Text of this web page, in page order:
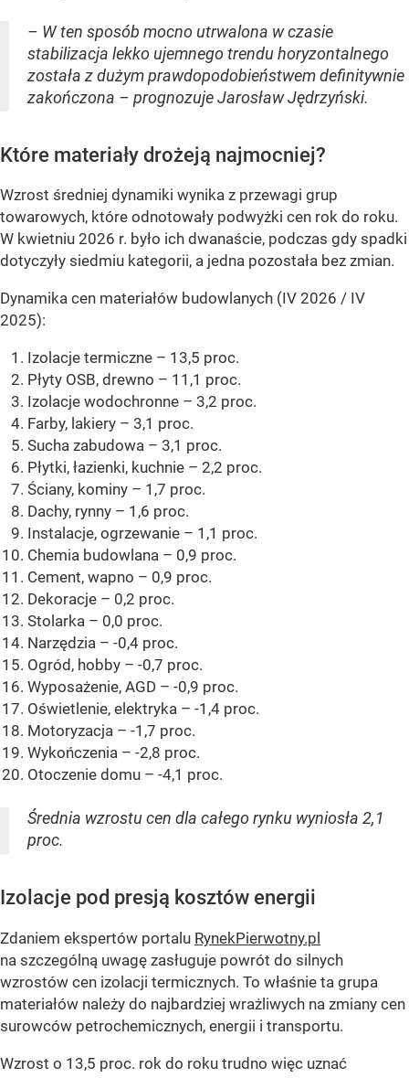
– W ten sposób mocno utrwalona w czasie
stabilizacja lekko ujemnego trendu horyzontalnego
została z dużym prawdopodobieństwem definitywnie
zakończona – prognozuje Jarosław Jędrzyński.
Które materiały drożeją najmocniej?
Wzrost średniej dynamiki wynika z przewagi grup
towarowych, które odnotowały podwyżki cen rok do roku.
W kwietniu 2026 r. było ich dwanaście, podczas gdy spadki
dotyczyły siedmiu kategorii, a jedna pozostała bez zmian.
Dynamika cen materiałów budowlanych (IV 2026 / IV
2025):
Izolacje termiczne – 13,5 proc.
Płyty OSB, drewno – 11,1 proc.
Izolacje wodochronne – 3,2 proc.
Farby, lakiery – 3,1 proc.
Sucha zabudowa – 3,1 proc.
Płytki, łazienki, kuchnie – 2,2 proc.
Ściany, kominy – 1,7 proc.
Dachy, rynny – 1,6 proc.
Instalacje, ogrzewanie – 1,1 proc.
Chemia budowlana – 0,9 proc.
Cement, wapno – 0,9 proc.
Dekoracje – 0,2 proc.
Stolarka – 0,0 proc.
Narzędzia – -0,4 proc.
Ogród, hobby – -0,7 proc.
Wyposażenie, AGD – -0,9 proc.
Oświetlenie, elektryka – -1,4 proc.
Motoryzacja – -1,7 proc.
Wykończenia – -2,8 proc.
Otoczenie domu – -4,1 proc.
Średnia wzrostu cen dla całego rynku wyniosła 2,1
proc.
Izolacje pod presją kosztów energii
Zdaniem ekspertów portalu RynekPierwotny.pl
na szczególną uwagę zasługuje powrót do silnych
wzrostów cen izolacji termicznych. To właśnie ta grupa
materiałów należy do najbardziej wrażliwych na zmiany cen
surowców petrochemicznych, energii i transportu.
Wzrost o 13,5 proc. rok do roku trudno więc uznać